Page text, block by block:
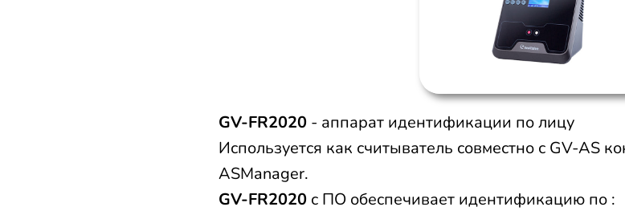
GV-FR2020 - аппарат идентификации по лицу
Используется как считыватель совместно с GV-AS
ASManager.
GV-FR2020 с ПО обеспечивает идентификацию по :